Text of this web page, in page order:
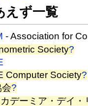
えず一覧
- Association for
Society?
Computer Society?
?
デーミア・デイ・